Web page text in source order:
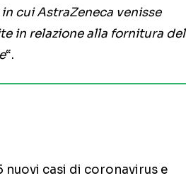
cui AstraZeneca venisse
in relazione alla fornitura del
“.
nuovi casi di coronavirus e